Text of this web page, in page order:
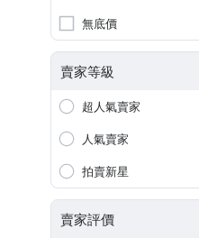
無底價
賣家等級
超人氣賣家
人氣賣家
拍賣新星
賣家評價